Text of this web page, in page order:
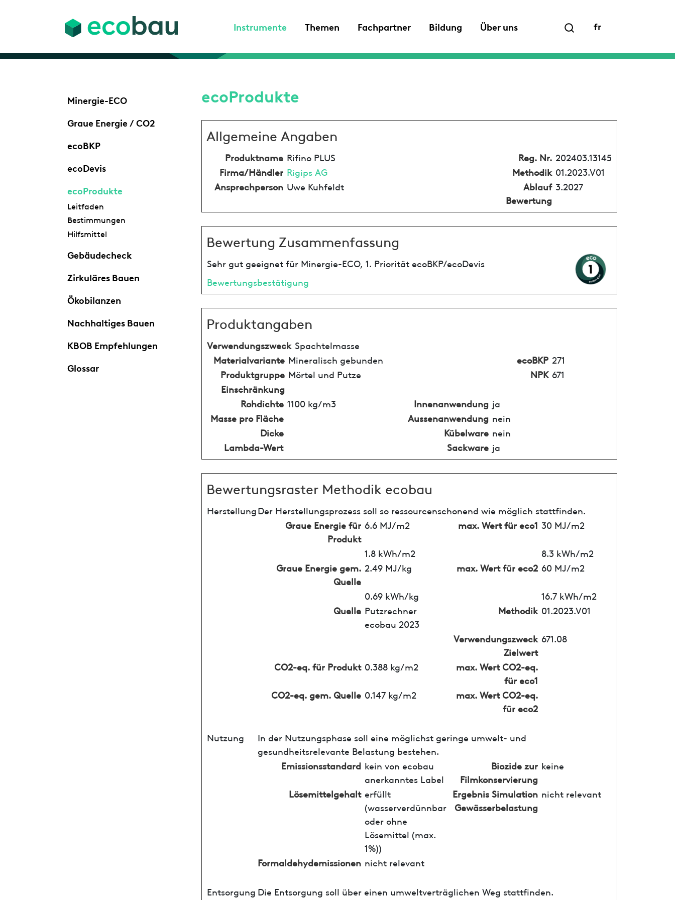
Instrumente Themen Fachpartner Bildung Über uns fr
Minergie-ECO
Graue Energie / CO2
ecoBKP
ecoDevis
ecoProdukte
Leitfaden
Bestimmungen
Hilfsmittel
Gebäudecheck
Zirkuläres Bauen
Ökobilanzen
Nachhaltiges Bauen
KBOB Empfehlungen
Glossar
ecoProdukte
Allgemeine Angaben
Produktname Rifino PLUS Reg. Nr. 202403.13145
Firma/Händler Rigips AG Methodik 01.2023.V01
Ansprechperson Uwe Kuhfeldt
Ablauf
Bewertung
3.2027
Bewertung Zusammenfassung
Sehr gut geeignet für Minergie-ECO, 1. Priorität ecoBKP/ecoDevis
Bewertungsbestätigung
Produktangaben
Verwendungszweck Spachtelmasse
Materialvariante Mineralisch gebunden ecoBKP 271
Produktgruppe Mörtel und Putze NPK 671
Einschränkung
Rohdichte 1100 kg/m3 Innenanwendung ja
Masse pro Fläche
Aussenanwendung nein
Dicke
Kübelware nein
Lambda-Wert
Sackware ja
Bewertungsraster Methodik ecobau
HerstellungDer Herstellungsprozess soll so ressourcenschonend wie möglich stattfinden.
Graue Energie für
Produkt
6.6 MJ/m2 max. Wert für eco1 30 MJ/m2
1.8 kWh/m2
8.3 kWh/m2
Graue Energie gem.
Quelle
2.49 MJ/kg max. Wert für eco2 60 MJ/m2
0.69 kWh/kg
16.7 kWh/m2
Quelle Putzrechner
ecobau 2023
Methodik 01.2023.V01
Verwendungszweck
Zielwert
671.08
CO2-eq. für Produkt 0.388 kg/m2
max. Wert CO2-eq.
für eco1
CO2-eq. gem. Quelle 0.147 kg/m2
max. Wert CO2-eq.
für eco2
Nutzung
In der Nutzungsphase soll eine möglichst geringe umwelt- und
gesundheitsrelevante Belastung bestehen.
Emissionsstandard kein von ecobau
anerkanntes Label
Biozide zur
Filmkonservierung
keine
Lösemittelgehalt erfüllt
(wasserverdünnbar
oder ohne
Lösemittel (max.
1%))
Ergebnis Simulation
Gewässerbelastung
nicht relevant
Formaldehydemissionen nicht relevant
Entsorgung Die Entsorgung soll über einen umweltverträglichen Weg stattfinden.